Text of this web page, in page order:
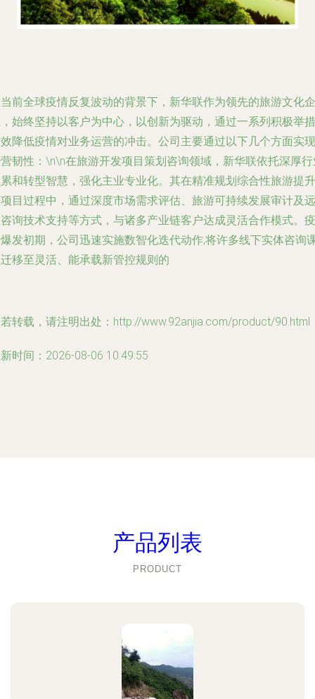
前全球疫情反复波动的背景下，新华联作为领先的旅游文化企
始终坚持以客户为中心，以创新为驱动，通过一系列积极举措
降低疫情对业务运营的冲击。公司主要通过以下几个方面实现
韧性：\n\n在旅游开发项目策划咨询领域，新华联依托深厚
和转型智慧，强化主业专业化。其在精准规划综合性旅游提升
目过程中，通过深度市场需求评估、旅游可持续发展审计及远
询技术支持等方式，与诸多产业链客户达成灵活合作模式。疫
发初期，公司迅速实施数智化迭代动作,将许多线下实体咨询
移至灵活、能承载新管控规则的
转载，请注明出处：http://www.92anjia.com/product/90.html
时间：2026-08-06 10:49:55
产品列表
PRODUCT